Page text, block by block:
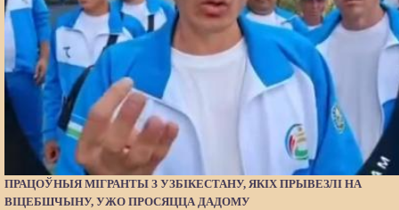
ПРАЦОЎНЫЯ МІГРАНТЫ З УЗБІКЕСТАНУ, ЯКІХ ПРЫВЕЗЛІ НА
ВІЦЕБШЧЫНУ, УЖО ПРОСЯЦЦА ДАДОМУ